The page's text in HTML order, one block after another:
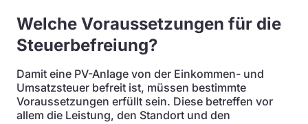
Welche Voraussetzungen für die
Steuerbefreiung?
Damit eine PV-Anlage von der Einkommen- und
Umsatzsteuer befreit ist, müssen bestimmte
Voraussetzungen erfüllt sein. Diese betreffen vor
allem die Leistung, den Standort und den